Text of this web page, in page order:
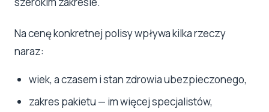
Na cenę konkretnej polisy wpływa kilka rzeczy
naraz:
wiek, a czasem i stan zdrowia ubezpieczonego,
zakres pakietu — im więcej specjalistów,